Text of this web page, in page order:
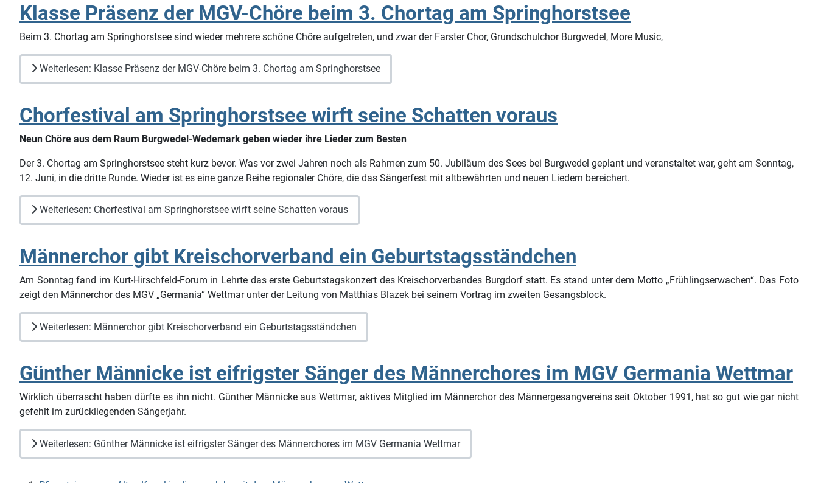
Klasse Präsenz der MGV-Chöre beim 3. Chortag am Springhorstsee
Beim 3. Chortag am Springhorstsee sind wieder mehrere schöne Chöre aufgetreten, und zwar der Farster Chor, Grundschulchor Burgwedel, More Music,
Weiterlesen: Klasse Präsenz der MGV-Chöre beim 3. Chortag am Springhorstsee
Chorfestival am Springhorstsee wirft seine Schatten voraus
Neun Chöre aus dem Raum Burgwedel-Wedemark geben wieder ihre Lieder zum Besten
Der 3. Chortag am Springhorstsee steht kurz bevor. Was vor zwei Jahren noch als Rahmen zum 50. Jubiläum des Sees bei Burgwedel geplant und veranstaltet war, geht am Sonntag,
12. Juni, in die dritte Runde. Wieder ist es eine ganze Reihe regionaler Chöre, die das Sängerfest mit altbewährten und neuen Liedern bereichert.
Weiterlesen: Chorfestival am Springhorstsee wirft seine Schatten voraus
Männerchor gibt Kreischorverband ein Geburtstagsständchen
Am Sonntag fand im Kurt-Hirschfeld-Forum in Lehrte das erste Geburtstagskonzert des Kreischorverbandes Burgdorf statt. Es stand unter dem Motto „Frühlingserwachen“. Das Foto
zeigt den Männerchor des MGV „Germania“ Wettmar unter der Leitung von Matthias Blazek bei seinem Vortrag im zweiten Gesangsblock.
Weiterlesen: Männerchor gibt Kreischorverband ein Geburtstagsständchen
Günther Männicke ist eifrigster Sänger des Männerchores im MGV Germania Wettmar
Wirklich überrascht haben dürfte es ihn nicht. Günther Männicke aus Wettmar, aktives Mitglied im Männerchor des Männergesangvereins seit Oktober 1991, hat so gut wie gar nicht
gefehlt im zurückliegenden Sängerjahr.
Weiterlesen: Günther Männicke ist eifrigster Sänger des Männerchores im MGV Germania Wettmar